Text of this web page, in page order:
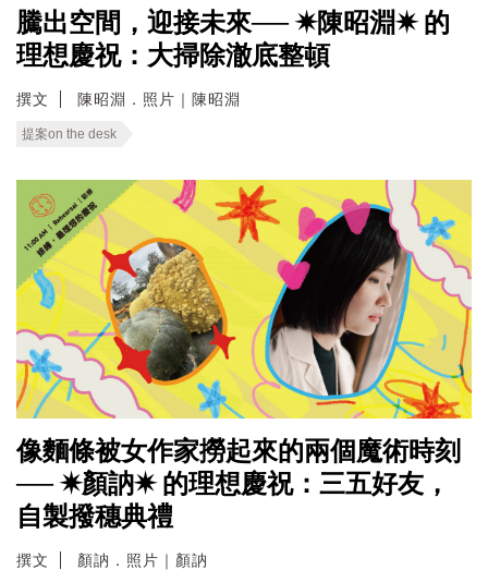
騰出空間，迎接未來── ✷陳昭淵✷ 的
理想慶祝：大掃除澈底整頓
撰文 陳昭淵．照片｜陳昭淵
提案on the desk
像麵條被女作家撈起來的兩個魔術時刻
── ✷顏訥✷ 的理想慶祝：三五好友，
自製撥穗典禮
撰文 顏訥．照片｜顏訥